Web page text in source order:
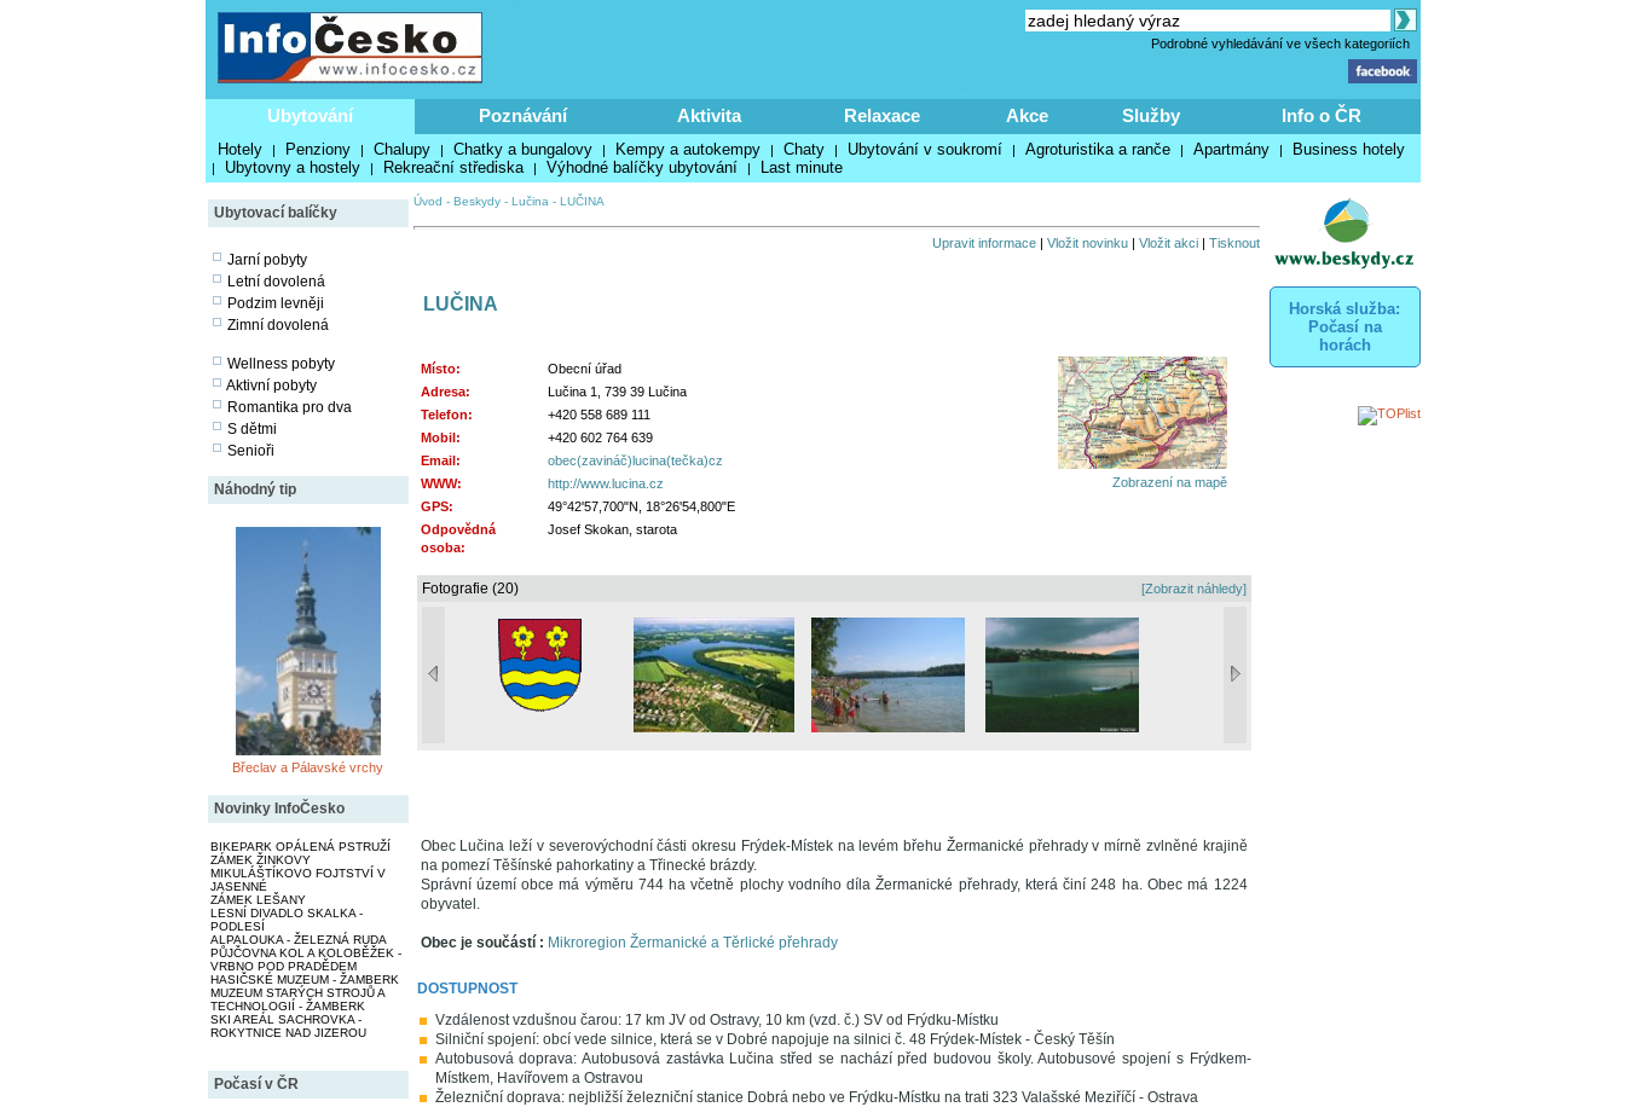
Podrobné vyhledávání ve všech kategoriích
Ubytování Poznávání Aktivita Relaxace Akce Služby Info o ČR
Hotely | Penziony | Chalupy | Chatky a bungalovy | Kempy a autokempy | Chaty | Ubytování v soukromí | Agroturistika a ranče | Apartmány | Business hotely
| Ubytovny a hostely | Rekreační střediska | Výhodné balíčky ubytování | Last minute
Ubytovací balíčky
Jarní pobyty
Letní dovolená
Podzim levněji
Zimní dovolená
Wellness pobyty
Aktivní pobyty
Romantika pro dva
S dětmi
Senioři
Náhodný tip
Břeclav a Pálavské vrchy
Novinky InfoČesko
BIKEPARK OPÁLENÁ PSTRUŽÍ
ZÁMEK ŽINKOVY
MIKULÁŠTÍKOVO FOJTSTVÍ V
JASENNÉ
ZÁMEK LEŠANY
LESNÍ DIVADLO SKALKA -
PODLESÍ
ALPALOUKA - ŽELEZNÁ RUDA
PŮJČOVNA KOL A KOLOBĚŽEK -
VRBNO POD PRADĚDEM
HASIČSKÉ MUZEUM - ŽAMBERK
MUZEUM STARÝCH STROJŮ A
TECHNOLOGIÍ - ŽAMBERK
SKI AREÁL SACHROVKA -
ROKYTNICE NAD JIZEROU
Počasí v ČR
Úvod - Beskydy- Lučina - LUČINA
Upravit informace| Vložit novinku| Vložit akci| Tisknout
LUČINA
Místo:
Obecní úřad
Adresa:
Lučina 1, 739 39 Lučina
Telefon:
+420 558 689 111
Mobil:
+420 602 764 639
Email:
obec(zavináč)lucina(tečka)cz
WWW:
http://www.lucina.cz
GPS:
49°42'57,700"N, 18°26'54,800"E
Odpovědná
osoba:
Josef Skokan, starota
Zobrazení na mapě
Fotografie (20) [Zobrazit náhledy]
Obec Lučina leží v severovýchodní části okresu Frýdek-Místek na levém břehu Žermanické přehrady v mírně zvlněné krajině
na pomezí Těšínské pahorkatiny a Třinecké brázdy.
Správní území obce má výměru 744 ha včetně plochy vodního díla Žermanické přehrady, která činí 248 ha. Obec má 1224
obyvatel.
Obec je součástí : Mikroregion Žermanické a Těrlické přehrady
DOSTUPNOST
Vzdálenost vzdušnou čarou: 17 km JV od Ostravy, 10 km (vzd. č.) SV od Frýdku-Místku
Silniční spojení: obcí vede silnice, která se v Dobré napojuje na silnici č. 48 Frýdek-Místek - Český Těšín
Autobusová doprava: Autobusová zastávka Lučina střed se nachází před budovou školy. Autobusové spojení s Frýdkem-
Místkem, Havířovem a Ostravou
Železniční doprava: nejbližší železniční stanice Dobrá nebo ve Frýdku-Místku na trati 323 Valašské Meziříčí - Ostrava
Horská služba:
Počasí na
horách